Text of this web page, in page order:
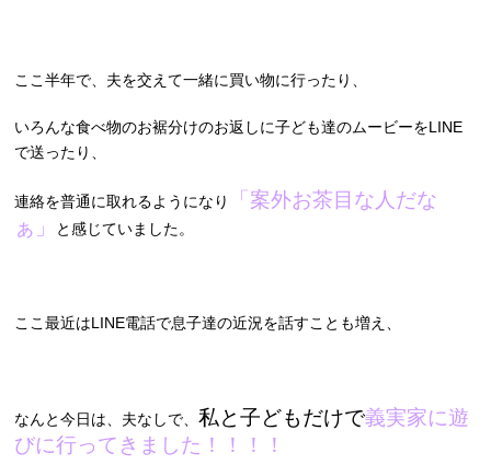
ここ半年で、夫を交えて一緒に買い物に行ったり、
いろんな食べ物のお裾分けのお返しに子ども達のムービーをLINE
で送ったり、
連絡を普通に取れるようになり
「案外お茶目な人だな
ぁ」
と感じていました。
ここ最近はLINE電話で息子達の近況を話すことも増え、
なんと今日は、 夫なしで、私と子どもだけで義実家に遊
びに行ってきました！！！！